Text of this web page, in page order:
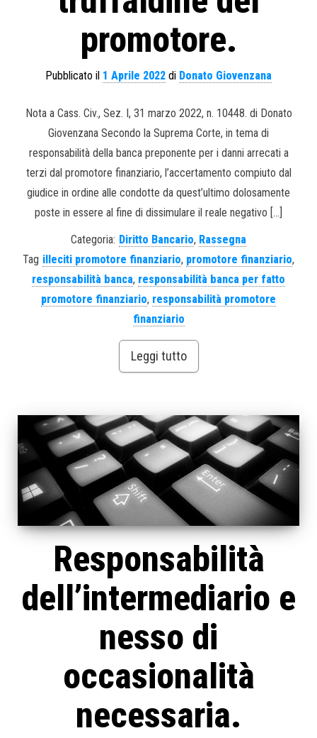
promotore.
Pubblicato il 1 Aprile 2022 di Donato Giovenzana
Nota a Cass. Civ., Sez. I, 31 marzo 2022, n. 10448. di Donato
Giovenzana Secondo la Suprema Corte, in tema di
responsabilità della banca preponente per i danni arrecati a
terzi dal promotore finanziario, l’accertamento compiuto dal
giudice in ordine alle condotte da quest’ultimo dolosamente
poste in essere al fine di dissimulare il reale negativo […]
Categoria: Diritto Bancario, Rassegna
Tag illeciti promotore finanziario, promotore finanziario,
responsabilità banca, responsabilità banca per fatto
promotore finanziario, responsabilità promotore
finanziario
Leggi tutto
Responsabilità
dell’intermediario e
nesso di
occasionalità
necessaria.